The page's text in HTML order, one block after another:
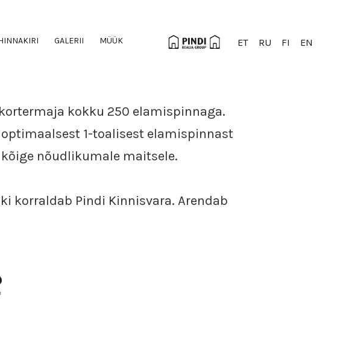
GALERII MÜÜK ET RU FI EN
kokku 250 elamispinnaga.
1-toalisest elamispinnast
nõudlikumale maitsele.
korraldab Pindi Kinnisvara. Arendab